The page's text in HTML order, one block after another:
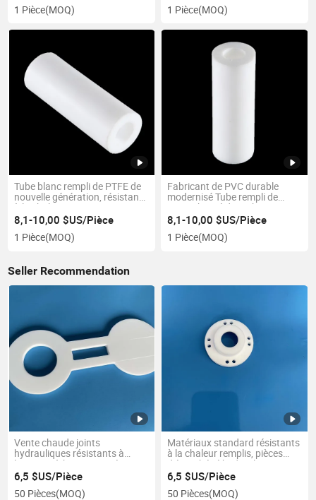
1 Pièce(MOQ) 1 Pièce(MOQ)
Tube blanc rempli de PTFE de
nouvelle génération, résistant
à la chaleur et non toxique,
pour tournage et fraisage
dimensionnel
8,1-10,00 $US/Pièce
1 Pièce(MOQ)
Fabricant de PVC durable
modernisé Tube rempli de
PTFE chargé de carbone
8,1-10,00 $US/Pièce
1 Pièce(MOQ)
Seller Recommendation
Vente chaude joints
hydrauliques résistants à
l'usure et à basse température
pièces usinées en PTFE
6,5 $US/Pièce
50 Pièces(MOQ)
Matériaux standard résistants
à la chaleur remplis, pièces
d'étanchéité hydrauliques en
PTFE, pièces usinées
6,5 $US/Pièce
50 Pièces(MOQ)